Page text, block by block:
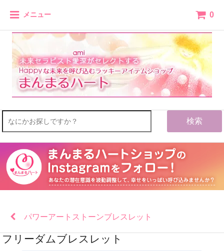
メニュー 0
検索
パワーアートストーンブレスレット
フリーダムブレスレット